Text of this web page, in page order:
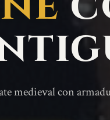
medieval con